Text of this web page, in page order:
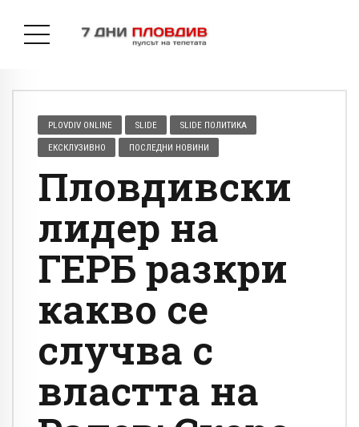
PLOVDIV ONLINE SLIDE SLIDE ПОЛИТИКА
ЕКСКЛУЗИВНО ПОСЛЕДНИ НОВИНИ
Пловдивски
лидер на
ГЕРБ разкри
какво се
случва с
властта на